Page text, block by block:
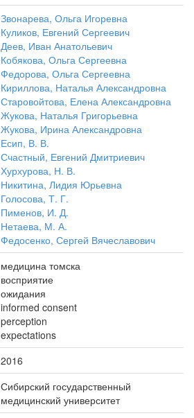
Звонарева, Ольга Игоревна
Куликов, Евгений Сергеевич
Деев, Иван Анатольевич
Кобякова, Ольга Сергеевна
Федорова, Ольга Сергеевна
Кириллова, Наталья Александровна
Старовойтова, Елена Александровна
Жукова, Наталья Григорьевна
Жукова, Ирина Александровна
Есип, В. В.
Счастный, Евгений Дмитриевич
Хурхурова, Н. В.
Никитина, Лидия Юрьевна
Голосова, Т. Г.
Пименов, И. Д.
Нетаева, М. А.
Федосенко, Сергей Вячеславович
медицина томска
восприятие
ожидания
informed consent
perception
expectations
2016
Сибирский государственный
медицинский университет